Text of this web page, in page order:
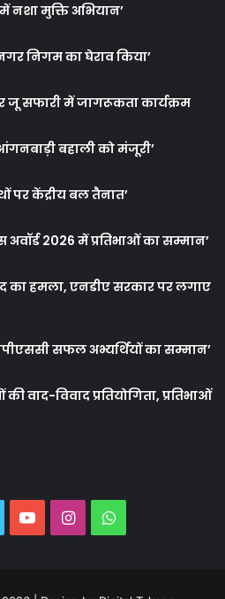
मुक्ति अभियान’
निगम का घेराव किया’
जू सफारी में जागरूकता कार्यक्रम
बहाली को मंजूरी’
पर केंद्रीय बल तैनात’
2026 में प्रतिभाओं का सम्मान’
का हमला, एनडीए सरकार पर लगाए
सफल अभ्यर्थियों का सम्मान’
की वाद-विवाद प्रतियोगिता, प्रतिभाओं
YouTubeInstagramWhatsApp